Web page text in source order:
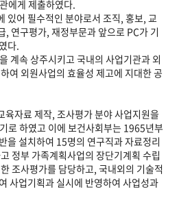
에게 제출하였다.
있어 필수적인 분야로서 조직, 홍보, 교
, 연구평가, 재정부문과 앞으로 PC가 기
다.
계속 상주시키고 국내의 사업기관과 외
여 외원사업의 효율성 제고에 지대한 공
자료 제작, 조사평가 분야 사업지원을
로 하였고 이에 보건사회부는 1965년부
을 설치하여 15명의 연구직과 자료정리
정부 가족계획사업의 장단기계획 수립
조사평가를 담당하고, 국내외의 기술적
사업기획과 실시에 반영하여 사업성과